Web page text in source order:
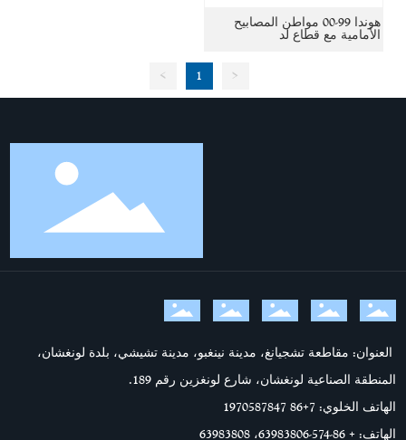
هوندا 99-00 مواطن المصابيح
الأمامية مع قطاع لد
<
1
>
العنوان: مقاطعة تشجيانغ، مدينة نينغبو، مدينة تشيشي، بلدة لونغشان،
المنطقة الصناعية لونغشان، شارع لونغزين رقم 189.
الهاتف الخلوي: 7 +86 1970587847
الهاتف:+ 86-574-63983806 ،63983808